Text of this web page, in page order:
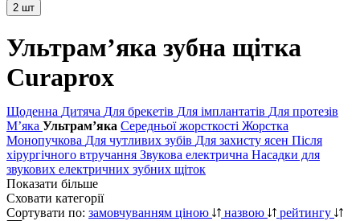
2 шт
Ультрамʼяка зубна щітка
Curaprox
Щоденна Дитяча Для брекетів Для імплантатів Для протезів
Мʼяка Ультрамʼяка Середньої жорсткості Жорстка
Монопучкова Для чутливих зубів Для захисту ясен Після
хірургічного втручання Звукова електрична Насадки для
звукових електричних зубних щіток
Показати більше
Сховати категорії
Сортувати по: замовчуванням ціною назвою
рейтингу